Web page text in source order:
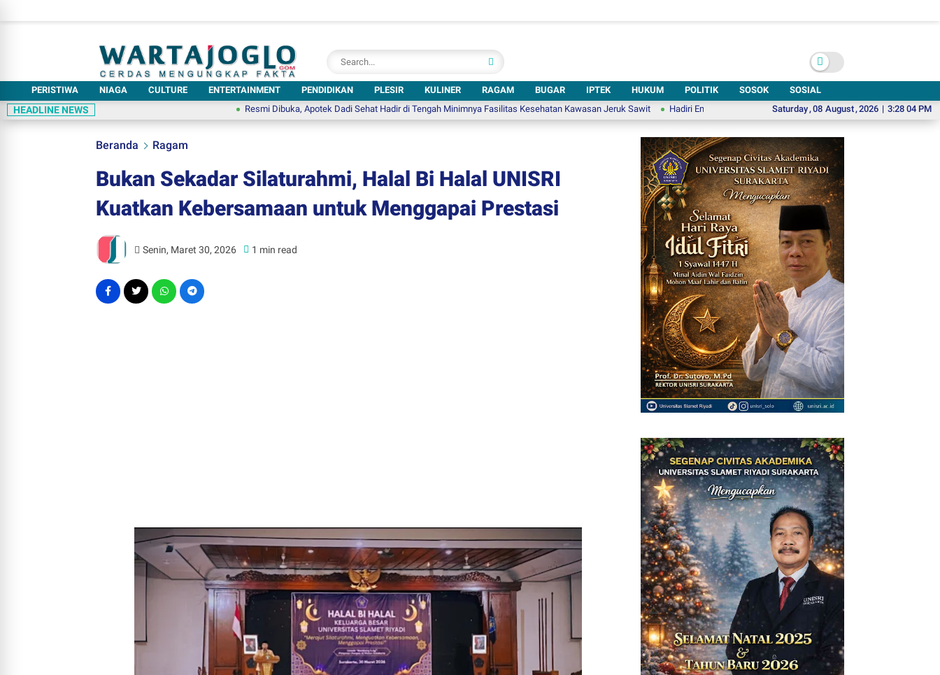
PERISTIWA NIAGA CULTURE ENTERTAINMENT PENDIDIKAN PLESIR KULINER RAGAM BUGAR IPTEK HUKUM POLITIK SOSOK
SOSIAL
Saturday,08 August,2026 | 3:28 06 PM
HEADLINE NEWS Resmi Dibuka, Apotek Dadi Sehat Hadir di Tengah Minimnya Fasilitas Kesehatan Kawasan Jeruk Sawit Hadiri Emparty Fest #1, Ketua DPPSBI: Keberadaan Gedung Kesenian di Solo
Beranda Ragam
Bukan Sekadar Silaturahmi, Halal Bi Halal UNISRI
Kuatkan Kebersamaan untuk Menggapai Prestasi
Senin, Maret 30, 2026 1 min read